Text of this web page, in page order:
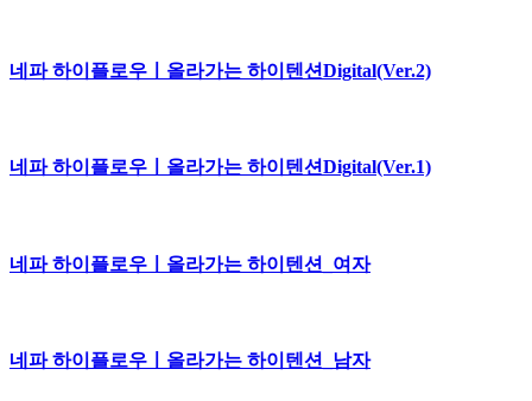
네파 하이플로우ㅣ올라가는 하이텐션Digital(Ver.2)
네파 하이플로우ㅣ올라가는 하이텐션Digital(Ver.1)
네파 하이플로우ㅣ올라가는 하이텐션_여자
네파 하이플로우ㅣ올라가는 하이텐션_남자